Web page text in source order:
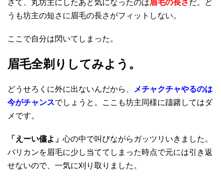
さて、丸坊主にしたあと気になったのは眉毛の長さだ。ど
うも坊主の短さに眉毛の長さがフィットしない。
ここで自分は閃いてしまった。
眉毛全剃りしてみよう。
どうせろくに外に出ないんだから、 メチャクチャやるのは
今がチャンスでしょうと。ここも坊主同様に躊躇してはダ
メです。
「えーい儘よ」 心の中で叫びながらガッツリいきました。
バリカンを眉毛に少し当ててしまった時点で元には引き返
せないので、一気に刈り取りました。